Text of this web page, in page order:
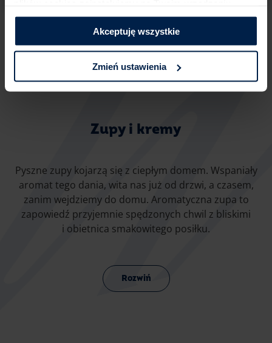
klikając Zmień ustawienia.​ ​
Akceptuję wszystkie
Zmień ustawienia
Zobacz wszystkie porady
Zupy i kremy
Pyszne zupy kojarzą się z ciepłym domem. Wspaniały
aromat tego dania, wita nas już od drzwi, a czasem,
zanim wejdziemy do domu. Aromatyczna zupa to
zapowiedź przyjemnie spędzonych chwil z bliskimi
i obietnica smakowitego posiłku.
Rozwiń